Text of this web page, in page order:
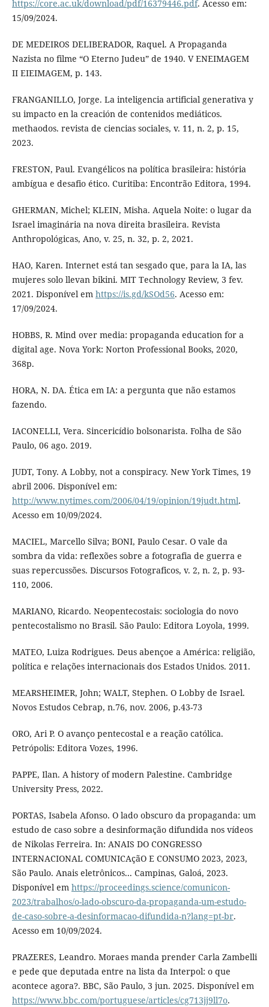
https://core.ac.uk/download/pdf/16379446.pdf. Acesso em:
15/09/2024.
DE MEDEIROS DELIBERADOR, Raquel. A Propaganda
Nazista no filme “O Eterno Judeu” de 1940. V ENEIMAGEM
II EIEIMAGEM, p. 143.
FRANGANILLO, Jorge. La inteligencia artificial generativa y
su impacto en la creación de contenidos mediáticos.
methaodos. revista de ciencias sociales, v. 11, n. 2, p. 15,
2023.
FRESTON, Paul. Evangélicos na política brasileira: história
ambígua e desafio ético. Curitiba: Encontrão Editora, 1994.
GHERMAN, Michel; KLEIN, Misha. Aquela Noite: o lugar da
Israel imaginária na nova direita brasileira. Revista
Anthropológicas, Ano, v. 25, n. 32, p. 2, 2021.
HAO, Karen. Internet está tan sesgado que, para la IA, las
mujeres solo llevan bikini. MIT Technology Review, 3 fev.
2021. Disponível em https://is.gd/kSOd56. Acesso em:
17/09/2024.
HOBBS, R. Mind over media: propaganda education for a
digital age. Nova York: Norton Professional Books, 2020,
368p.
HORA, N. DA. Ética em IA: a pergunta que não estamos
fazendo.
IACONELLI, Vera. Sincericídio bolsonarista. Folha de São
Paulo, 06 ago. 2019.
JUDT, Tony. A Lobby, not a conspiracy. New York Times, 19
abril 2006. Disponível em:
http://www.nytimes.com/2006/04/19/opinion/19judt.html.
Acesso em 10/09/2024.
MACIEL, Marcello Silva; BONI, Paulo Cesar. O vale da
sombra da vida: reflexões sobre a fotografia de guerra e
suas repercussões. Discursos Fotograficos, v. 2, n. 2, p. 93-
110, 2006.
MARIANO, Ricardo. Neopentecostais: sociologia do novo
pentecostalismo no Brasil. São Paulo: Editora Loyola, 1999.
MATEO, Luiza Rodrigues. Deus abençoe a América: religião,
política e relações internacionais dos Estados Unidos. 2011.
MEARSHEIMER, John; WALT, Stephen. O Lobby de Israel.
Novos Estudos Cebrap, n.76, nov. 2006, p.43-73
ORO, Ari P. O avanço pentecostal e a reação católica.
Petrópolis: Editora Vozes, 1996.
PAPPE, Ilan. A history of modern Palestine. Cambridge
University Press, 2022.
PORTAS, Isabela Afonso. O lado obscuro da propaganda: um
estudo de caso sobre a desinformação difundida nos vídeos
de Nikolas Ferreira. In: ANAIS DO CONGRESSO
INTERNACIONAL COMUNICAçãO E CONSUMO 2023, 2023,
São Paulo. Anais eletrônicos... Campinas, Galoá, 2023.
Disponível em https://proceedings.science/comunicon-
2023/trabalhos/o-lado-obscuro-da-propaganda-um-estudo-
de-caso-sobre-a-desinformacao-difundida-n?lang=pt-br.
Acesso em 10/09/2024.
PRAZERES, Leandro. Moraes manda prender Carla Zambelli
e pede que deputada entre na lista da Interpol: o que
acontece agora?. BBC, São Paulo, 3 jun. 2025. Disponível em
https://www.bbc.com/portuguese/articles/cg713jj9ll7o.